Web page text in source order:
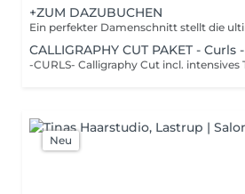
+ZUM DAZUBUCHEN
CALLIGRAPHY CUT PAKET - Curls -
Neu